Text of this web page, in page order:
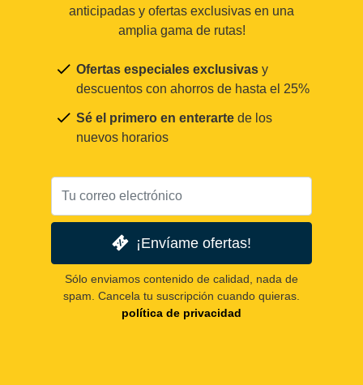
anticipadas y ofertas exclusivas en una
amplia gama de rutas!
Ofertas especiales exclusivas y
descuentos con ahorros de hasta el 25%
Sé el primero en enterarte de los
nuevos horarios
¡Envíame ofertas!
Sólo enviamos contenido de calidad, nada de
spam. Cancela tu suscripción cuando quieras.
política de privacidad